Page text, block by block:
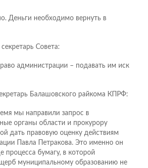
Деньги необходимо вернуть в
Совета:
администрации – подавать им иск
Балашовского райкома КПРФ:
мы направили запрос в
органы области и прокурору
дать правовую оценку действиям
Павла Петракова. Это именно он
процесса бумагу, в которой
муниципальному образованию не